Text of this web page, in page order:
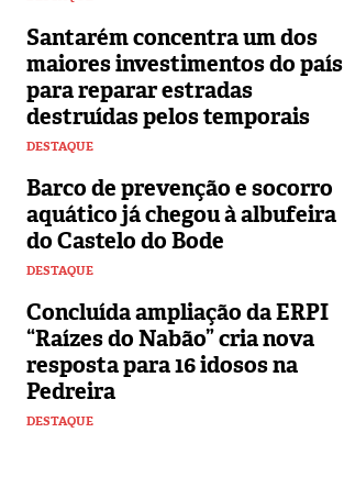
Santarém concentra um dos
maiores investimentos do país
para reparar estradas
destruídas pelos temporais
DESTAQUE
Barco de prevenção e socorro
aquático já chegou à albufeira
do Castelo do Bode
DESTAQUE
Concluída ampliação da ERPI
“Raízes do Nabão” cria nova
resposta para 16 idosos na
Pedreira
DESTAQUE